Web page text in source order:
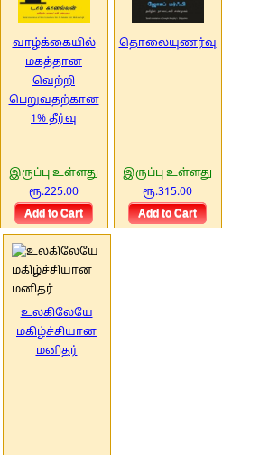
வாழ்க்கையில்
மகத்தான
வெற்றி
பெறுவதற்கான
1% தீர்வு
இருப்பு உள்ளது
ரூ.225.00
தொலையுணர்வு
இருப்பு உள்ளது
ரூ.315.00
உலகிலேயே
மகிழ்ச்சியான
மனிதர்